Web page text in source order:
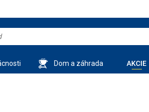
Dom a záhrada AKCIE